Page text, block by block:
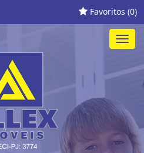
Favoritos (0)